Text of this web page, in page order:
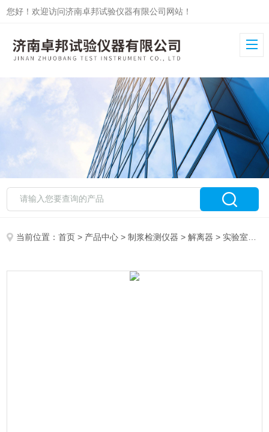
您好！欢迎访问济南卓邦试验仪器有限公司网站！
当前位置：首页 > 产品中心 >制浆检测仪器 >解离器 > 实验室标准纤维解离器